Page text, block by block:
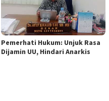
Pemerhati Hukum: Unjuk Rasa
Dijamin UU, Hindari Anarkis